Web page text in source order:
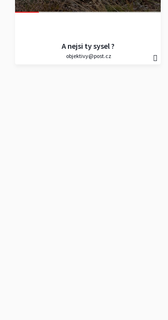
A nejsi ty sysel ?
objektivy@post.cz